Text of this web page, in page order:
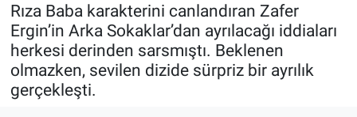
Rıza Baba karakterini canlandıran Zafer
Ergin’in Arka Sokaklar’dan ayrılacağı iddiaları
herkesi derinden sarsmıştı. Beklenen
olmazken, sevilen dizide sürpriz bir ayrılık
gerçekleşti.
Trend
Özel Haberler
Ekonomi
Dünya
Son Dakika Haberleri
Haber Arşivi